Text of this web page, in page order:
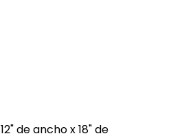
12" de ancho x 18" de